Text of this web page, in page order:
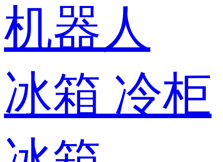
机器人
冰箱 冷柜